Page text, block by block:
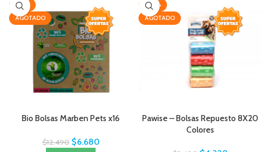
-47%
AGOTADO
Bio Bolsas Marben Pets x16
$12.490 $6.680
-20%
AGOTADO
Pawise – Bolsas Repuesto 8X20
Colores